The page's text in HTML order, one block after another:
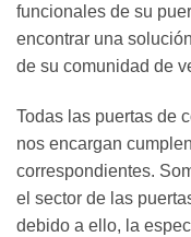
funcionales de su
encontrar una
de su comunidad de
Todas las puertas de
nos encargan
correspondientes.
el sector de las
debido a ello, la